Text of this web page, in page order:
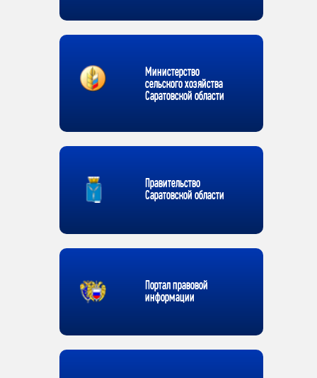
Министерство
сельского хозяйства
Саратовской области
Правительство
Саратовской области
Портал правовой
информации